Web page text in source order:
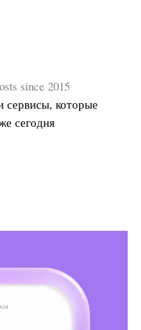
since 2015
сервисы, которые
сегодня